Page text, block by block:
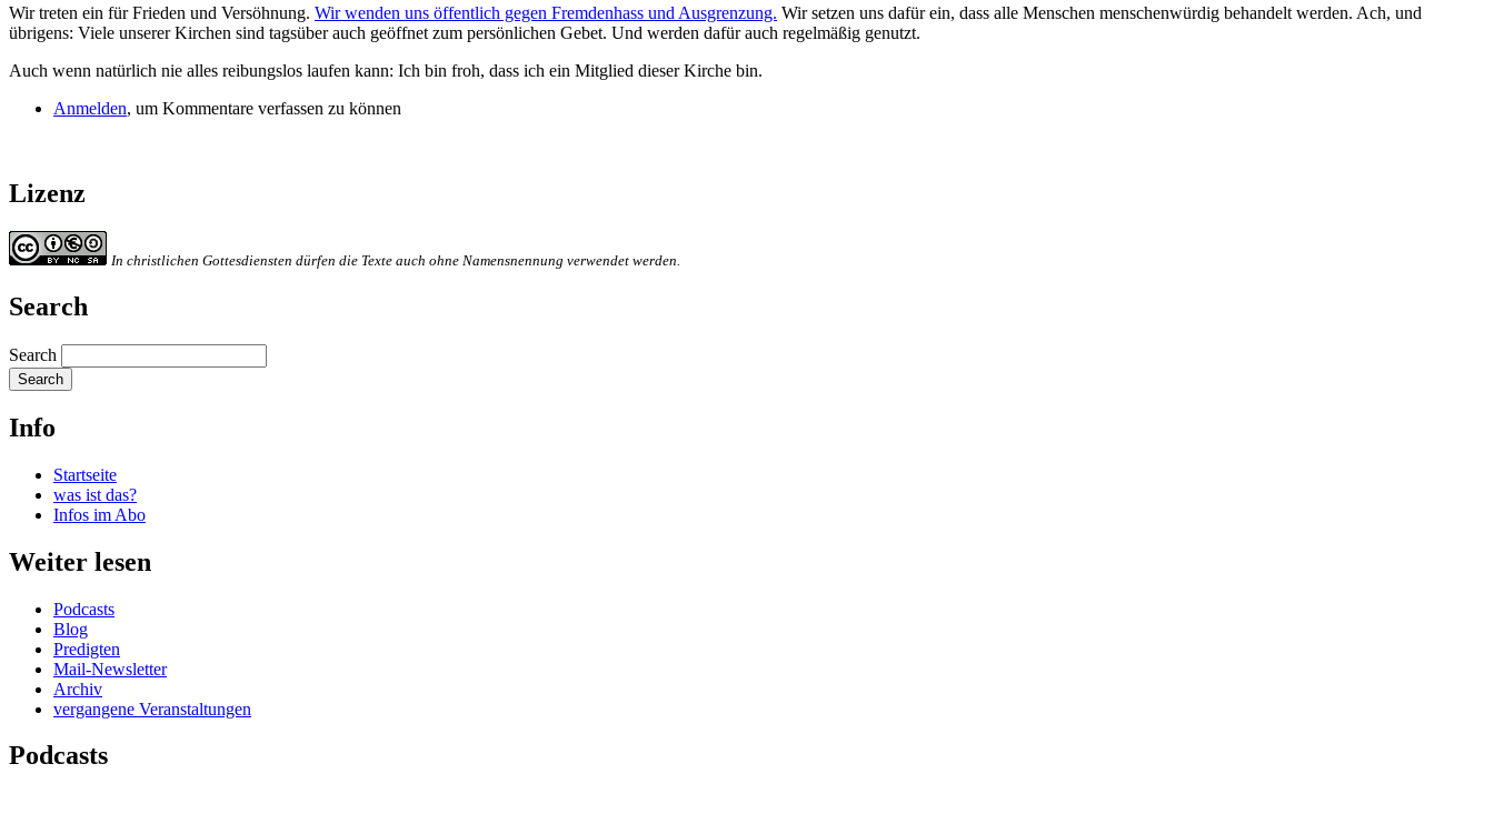
Wir treten ein für Frieden und Versöhnung. Wir wenden uns öffentlich gegen Fremdenhass und Ausgrenzung. Wir setzen uns dafür ein, dass alle Menschen menschenwürdig behandelt werden. Ach, und
übrigens: Viele unserer Kirchen sind tagsüber auch geöffnet zum persönlichen Gebet. Und werden dafür auch regelmäßig genutzt.
Auch wenn natürlich nie alles reibungslos laufen kann: Ich bin froh, dass ich ein Mitglied dieser Kirche bin.
Anmelden, um Kommentare verfassen zu können
Lizenz
In christlichen Gottesdiensten dürfen die Texte auch ohne Namensnennung verwendet werden.
Search
Search
Info
Startseite
was ist das?
Infos im Abo
Weiter lesen
Podcasts
Blog
Predigten
Mail-Newsletter
Archiv
vergangene Veranstaltungen
Podcasts